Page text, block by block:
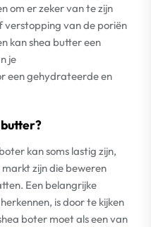
om er zeker van te zijn
van de poriën
kan shea butter een
je
een gehydrateerde en
kan soms lastig zijn,
zijn die beweren
Een belangrijke
is door te kijken
boter moet als een van